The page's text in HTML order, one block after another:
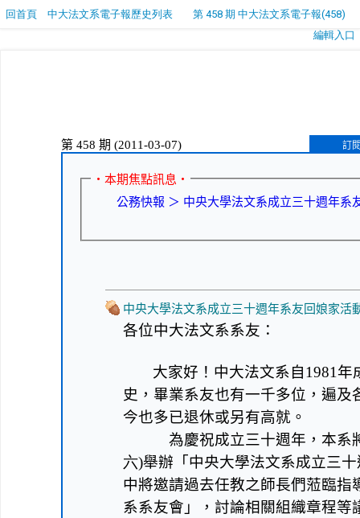
回首頁 中大法文系電子報歷史列表
第 458 期 中大法文系電子報(458)
編輯入口